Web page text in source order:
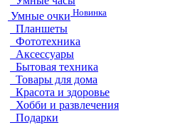
Умные очки Новинка
Планшеты
Фототехника
Аксессуары
Бытовая техника
Товары для дома
Красота и здоровье
Хобби и развлечения
Подарки